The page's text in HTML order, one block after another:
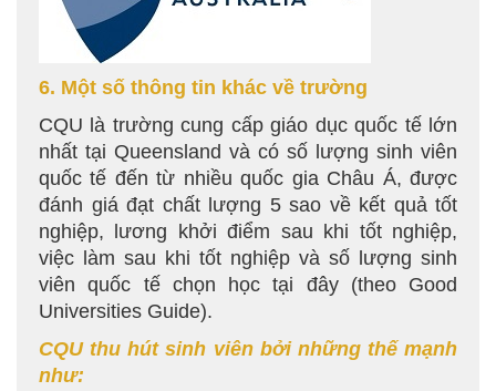
6. Một số thông tin khác về trường
CQU là trường cung cấp giáo dục quốc tế lớn
nhất tại Queensland và có số lượng sinh viên
quốc tế đến từ nhiều quốc gia Châu Á, được
đánh giá đạt chất lượng 5 sao về kết quả tốt
nghiệp, lương khởi điểm sau khi tốt nghiệp,
việc làm sau khi tốt nghiệp và số lượng sinh
viên quốc tế chọn học tại đây (theo Good
Universities Guide).
CQU thu hút sinh viên bởi những thế mạnh
như: